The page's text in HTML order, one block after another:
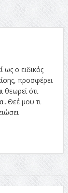
ως ο ειδικός
προσφέρει
ότι
μου τι